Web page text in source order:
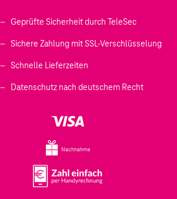
Geprüfte Sicherheit durch TeleSec
Sichere Zahlung mit SSL-Verschlüsselung
Schnelle Lieferzeiten
Datenschutz nach deutschem Recht
Nachnahme